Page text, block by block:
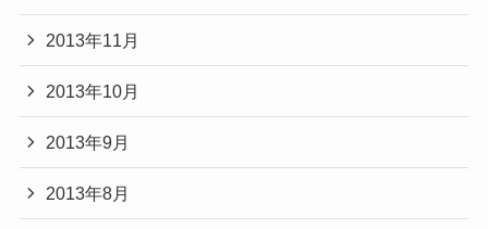
2013年11月
2013年10月
2013年9月
2013年8月